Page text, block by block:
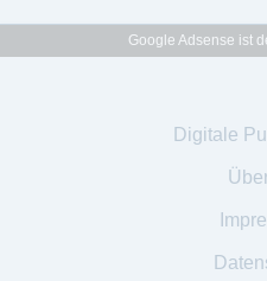
Google Adsense ist
Digitale